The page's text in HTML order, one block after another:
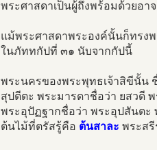
พระศาสดาเป็นผู้ถึงพร้อมด้วยอ
แม้พระศาสดาพระองค์นั้นก็ทรง
ในภัททกัปที่ ๓๑ นับจากกัปนี้
พระนครของพระพุทธเจ้าสิขีนั้น
สุปตีตะ พระมารดาชื่อว่า ยสวดี
พระอุปัฏฐากชื่อว่า พระอุปสันตะ
ต้นไม้ที่ตรัสรู้คือ ต้นสาละ พระส